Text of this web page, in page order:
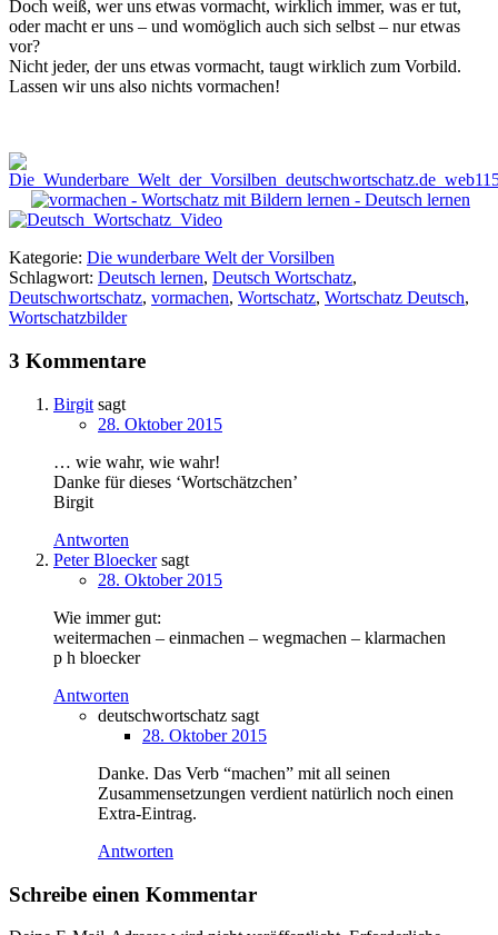
Doch weiß, wer uns etwas vormacht, wirklich immer, was er tut,
oder macht er uns – und womöglich auch sich selbst – nur etwas
vor?
Nicht jeder, der uns etwas vormacht, taugt wirklich zum Vorbild.
Lassen wir uns also nichts vormachen!
Kategorie: Die wunderbare Welt der Vorsilben
Schlagwort: Deutsch lernen, Deutsch Wortschatz,
Deutschwortschatz, vormachen, Wortschatz, Wortschatz Deutsch,
Wortschatzbilder
3 Kommentare
Birgit sagt
28. Oktober 2015
… wie wahr, wie wahr!
Danke für dieses ‘Wortschätzchen’
Birgit
Antworten
Peter Bloecker sagt
28. Oktober 2015
Wie immer gut:
weitermachen – einmachen – wegmachen – klarmachen
p h bloecker
Antworten
deutschwortschatz sagt
28. Oktober 2015
Danke. Das Verb “machen” mit all seinen
Zusammensetzungen verdient natürlich noch einen
Extra-Eintrag.
Antworten
Schreibe einen Kommentar